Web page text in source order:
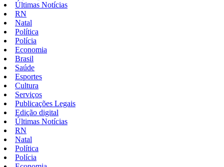
Últimas Notícias
RN
Natal
Política
Polícia
Economia
Brasil
Saúde
Esportes
Cultura
Serviços
Publicações Legais
Edição digital
Últimas Notícias
RN
Natal
Política
Polícia